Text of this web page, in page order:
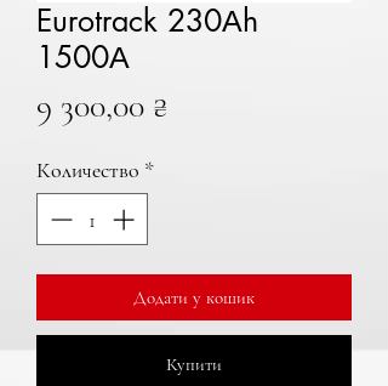
Eurotrack 230Аh
1500А
9 300,00 ₴
Количество *
Додати у кошик
Купити